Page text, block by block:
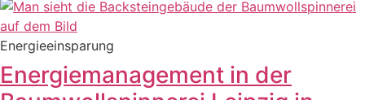
Energieeinsparung
Energiemanagement in der